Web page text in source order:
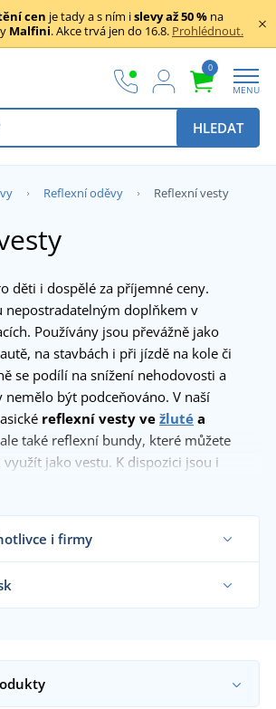
cen je tady a s ním islevy až 50 % na
Malfini. Akce trvá jen do 16.8. Prohlédnout.
0
MENU
HLEDAT
Reflexní oděvy Reflexní vesty
děti i dospělé za příjemné ceny.
nepostradatelným doplňkem v
Používány jsou převážně jako
na stavbách i při jízdě na kole či
se podílí na snížení nehodovosti a
nemělo být podceňováno. V naší
reflexní vesty ve žluté a
také reflexní bundy, které můžete
jako vestu. K dispozici jsou i
i firmy
reflexní vesty silničářům, velkým
a stavebním firmám, reklamní
školám i koncovým zákazníkům již od